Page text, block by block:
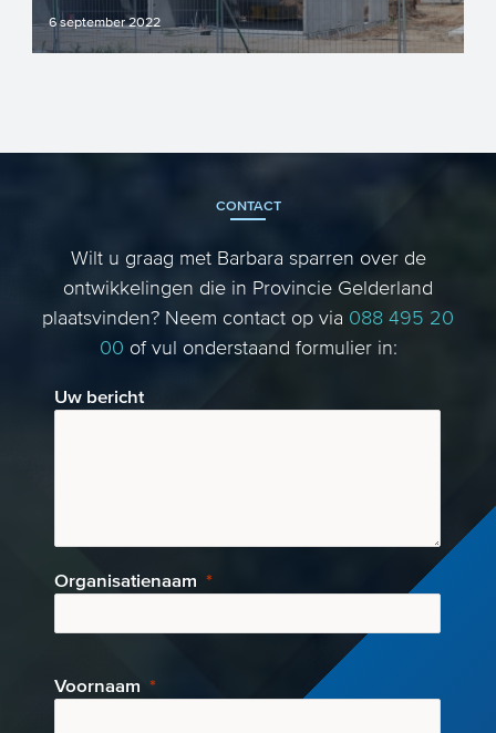
6 september 2022
als de Woningbouwimpuls zijn er...
CONTACT
Wilt u graag met Barbara sparren over de
ontwikkelingen die in Provincie Gelderland
plaatsvinden? Neem contact op via 088 495 20
00 of vul onderstaand formulier in:
Uw bericht
Organisatienaam
Voornaam